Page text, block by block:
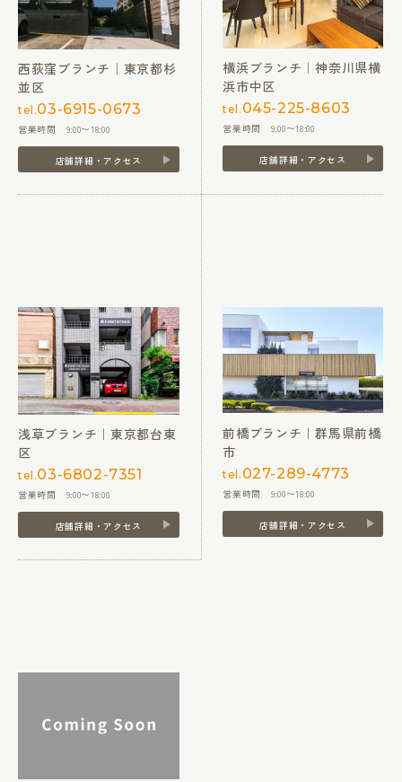
西荻窪ブランチ｜東京都杉
並区
tel.03-6915-0673
営業時間 9:00〜18:00
店舗詳細・アクセス
横浜ブランチ｜神奈川県横
浜市中区
tel. 045-225-8603
営業時間 9:00〜18:00
店舗詳細・アクセス
浅草ブランチ｜東京都台東
区
tel.03-6802-7351
営業時間 9:00〜18:00
店舗詳細・アクセス
前橋ブランチ｜群馬県前橋
市
tel. 027-289-4773
営業時間 9:00〜18:00
店舗詳細・アクセス